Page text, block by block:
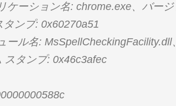
ケーション名: chrome.exe、バー
ンプ: 0x60270a51
ール名: MsSpellCheckingFacility.dll
スタンプ: 0x46c3afec